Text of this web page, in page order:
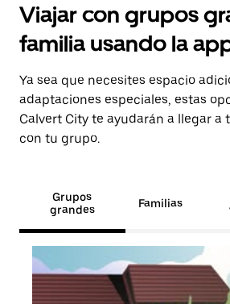
Viajar con grupos
familia usando la
Ya sea que necesites espacio
adaptaciones especiales, estas
Calvert City te ayudarán a llegar a
con tu grupo.
Grupos
grandes
Familias